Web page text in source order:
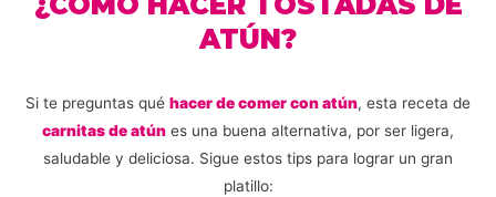
ATÚN?
Si te preguntas qué hacer de comer con atún, esta receta de
carnitas de atún es una buena alternativa, por ser ligera,
saludable y deliciosa. Sigue estos tips para lograr un gran
platillo: